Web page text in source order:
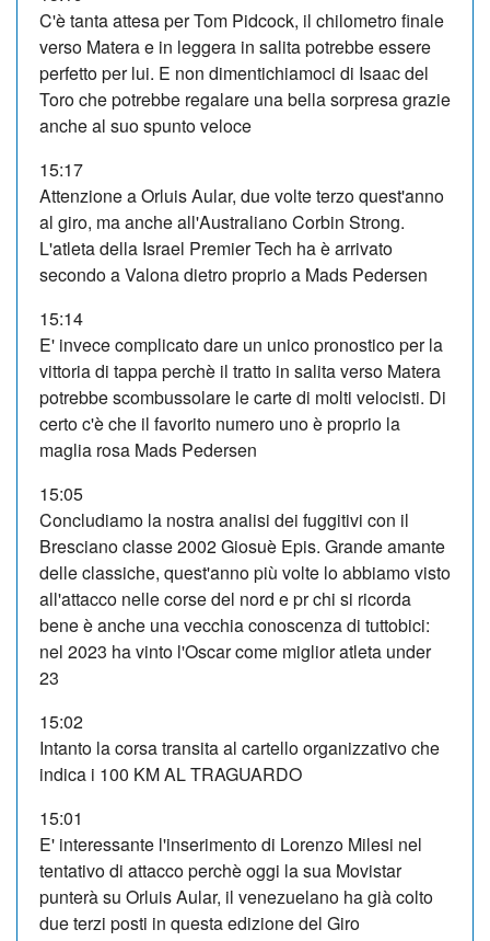
C'è tanta attesa per Tom Pidcock, il chilometro finale
verso Matera e in leggera in salita potrebbe essere
perfetto per lui. E non dimentichiamoci di Isaac del
Toro che potrebbe regalare una bella sorpresa grazie
anche al suo spunto veloce
15:17
Attenzione a Orluis Aular, due volte terzo quest'anno
al giro, ma anche all'Australiano Corbin Strong.
L'atleta della Israel Premier Tech ha è arrivato
secondo a Valona dietro proprio a Mads Pedersen
15:14
E' invece complicato dare un unico pronostico per la
vittoria di tappa perchè il tratto in salita verso Matera
potrebbe scombussolare le carte di molti velocisti. Di
certo c'è che il favorito numero uno è proprio la
maglia rosa Mads Pedersen
15:05
Concludiamo la nostra analisi dei fuggitivi con il
Bresciano classe 2002 Giosuè Epis. Grande amante
delle classiche, quest'anno più volte lo abbiamo visto
all'attacco nelle corse del nord e pr chi si ricorda
bene è anche una vecchia conoscenza di tuttobici:
nel 2023 ha vinto l'Oscar come miglior atleta under
23
15:02
Intanto la corsa transita al cartello organizzativo che
indica i 100 KM AL TRAGUARDO
15:01
E' interessante l'inserimento di Lorenzo Milesi nel
tentativo di attacco perchè oggi la sua Movistar
punterà su Orluis Aular, il venezuelano ha già colto
due terzi posti in questa edizione del Giro